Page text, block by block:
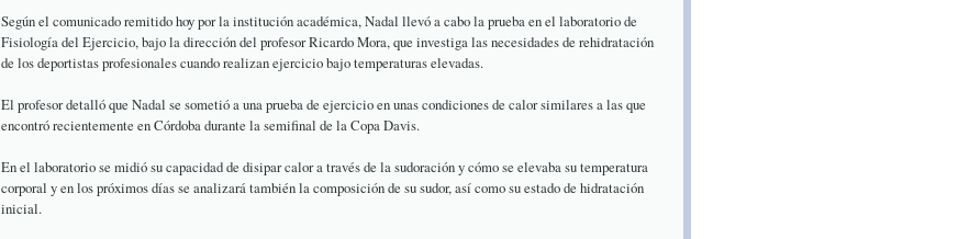
Según el comunicado remitido hoy por la institución académica, Nadal llevó a cabo la prueba en el laboratorio de
Fisiología del Ejercicio, bajo la dirección del profesor Ricardo Mora, que investiga las necesidades de rehidratación
de los deportistas profesionales cuando realizan ejercicio bajo temperaturas elevadas.
El profesor detalló que Nadal se sometió a una prueba de ejercicio en unas condiciones de calor similares a las que
encontró recientemente en Córdoba durante la semifinal de la Copa Davis.
En el laboratorio se midió su capacidad de disipar calor a través de la sudoración y cómo se elevaba su temperatura
corporal y en los próximos días se analizará también la composición de su sudor, así como su estado de hidratación
inicial.